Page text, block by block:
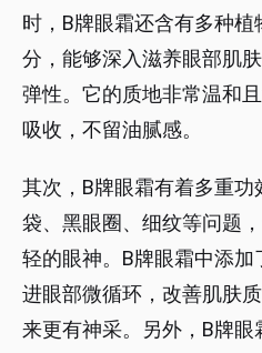
时，B牌眼霜还含有多种
分，能够深入滋养眼部肌
弹性。它的质地非常温和
吸收，不留油腻感。
其次，B牌眼霜有着多重
袋、黑眼圈、细纹等问题
轻的眼神。B牌眼霜中添
进眼部微循环，改善肌肤
来更有神采。另外，B牌